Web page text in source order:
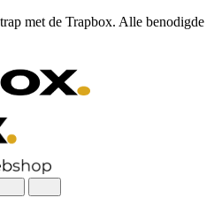
met de Trapbox. Alle benodigde